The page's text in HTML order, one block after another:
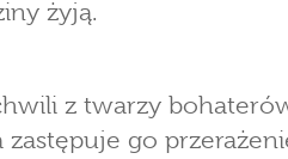
żyją.
z twarzy
zastępuje go